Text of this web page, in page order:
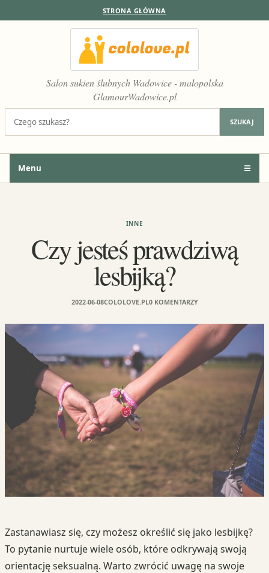
STRONA GŁÓWNA
Salon sukien ślubnych Wadowice - małopolska
GlamourWadowice.pl
SZUKAJ
Menu ☰
INNE
Czy jesteś prawdziwą
lesbijką?
2022-06-08COLOLOVE.PL0 KOMENTARZY
Zastanawiasz się, czy możesz określić się jako lesbijkę?
To pytanie nurtuje wiele osób, które odkrywają swoją
orientację seksualną. Warto zwrócić uwagę na swoje